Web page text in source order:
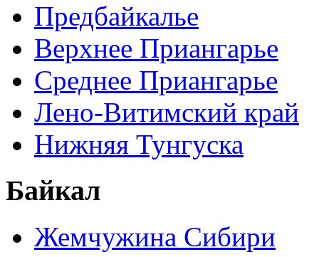
Предбайкалье
Верхнее Приангарье
Среднее Приангарье
Лено-Витимский край
Нижняя Тунгуска
Байкал
Жемчужина Сибири